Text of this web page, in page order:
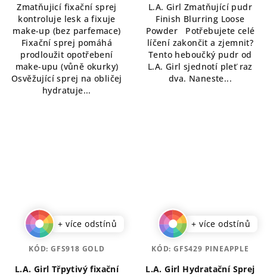
z
5
hvězdiček.
Zmatňujicí fixační sprej
kontroluje lesk a fixuje
make-up (bez parfemace)
Fixační sprej pomáhá
prodloužit opotřebení
make-upu (vůně okurky)
Osvěžující sprej na obličej
hydratuje...
z
5
hvězdiček.
L.A. Girl Zmatňující pudr
Finish Blurring Loose
Powder Potřebujete celé
líčení zakončit a zjemnit?
Tento heboučký pudr od
L.A. Girl sjednotí pleť raz
dva. Naneste...
+ více odstínů
L.A. Girl Třpytivý fixační
KÓD:GFS918 GOLD
+ více odstínů
L.A. Girl Hydratační Sprej
KÓD:GFS429 PINEAPPLE